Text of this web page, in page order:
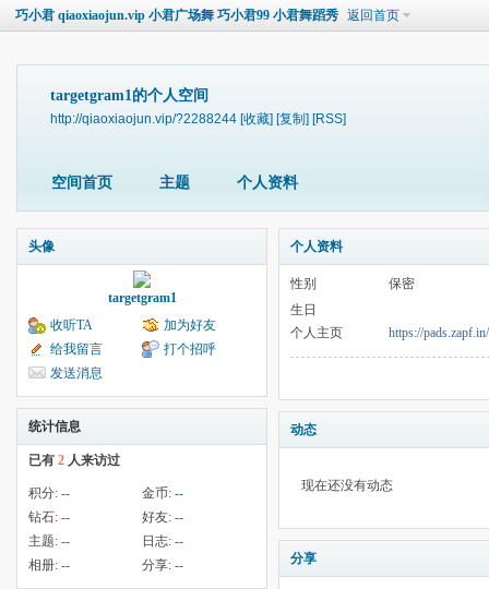
巧小君 qiaoxiaojun.vip 小君广场舞 巧小君99 小君舞蹈秀 返回首页
targetgram1的个人空间
http://qiaoxiaojun.vip/?2288244 [收藏] [复制] [RSS]
空间首页 主题 个人资料
头像
targetgram1
收听TA
加为好友
给我留言
打个招呼
发送消息
统计信息
已有 2 人来访过
积分: -- 金币: --
钻石: -- 好友: --
主题: -- 日志: --
相册: -- 分享: --
个人资料
性别
保密
生日
个人主页
https://
动态
现在还没有动态
分享